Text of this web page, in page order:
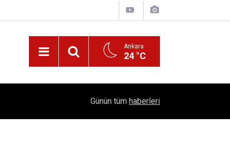
Ankara
24 °C
1504 Kep, Tek Bir Hedef: Bilim Kenti Çubuk
Günün tüm haberleri